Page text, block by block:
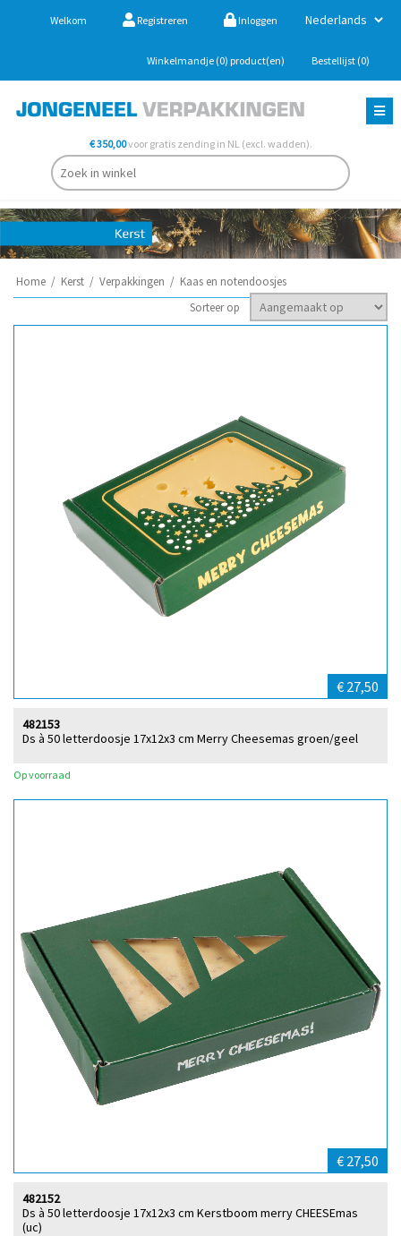
Welkom Registreren Inloggen
Winkelmandje (0) product(en) Bestellijst (0)
€ 350,00voor gratis zending in NL (excl. wadden).
Home / Kerst / Verpakkingen / Kaas en notendoosjes
Sorteer op
€ 27,50
Ds à 50 letterdoosje 17x12x3 cm Merry Cheesemas groen/geel
482153
Op voorraad
€ 27,50
Ds à 50 letterdoosje 17x12x3 cm Kerstboom merry CHEESEmas
(uc)
482152